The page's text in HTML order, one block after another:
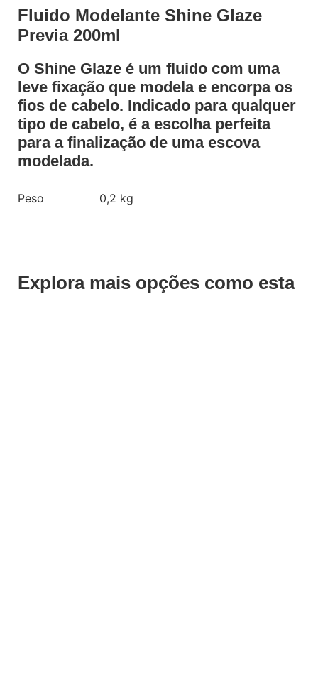
Fluido Modelante Shine Glaze
Previa 200ml
O Shine Glaze é um fluido com uma
leve fixação que modela e encorpa os
fios de cabelo. Indicado para qualquer
tipo de cabelo, é a escolha perfeita
para a finalização de uma escova
modelada.
Peso 0,2 kg
Explora mais opções como esta